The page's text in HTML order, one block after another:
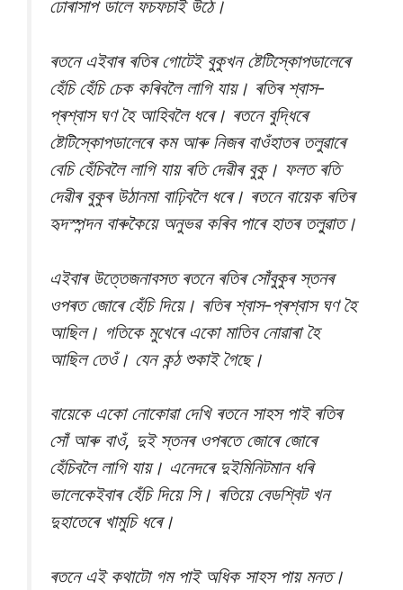
ঢোৰাসাপ ডালে ফচফচাই উঠে।
ৰতনে এইবাৰ ৰতিৰ গোটেই বুকুখন ষ্টেটিস্কোপডালেৰে
হেঁচি হেঁচি চেক কৰিবলৈ লাগি যায়। ৰতিৰ শ্বাস-
প্ৰশ্বাস ঘণ হৈ আহিবলৈ ধৰে। ৰতনে বুদ্ধিৰে
ষ্টেটিস্কোপডালেৰে কম আৰু নিজৰ বাওঁহাতৰ তলুৱাৰে
বেচি হেঁচিবলৈ লাগি যায় ৰতি দেৱীৰ বুকু। ফলত ৰতি
দেৱীৰ বুকুৰ উঠানমা বাঢ়িবলৈ ধৰে। ৰতনে বায়েক ৰতিৰ
হৃদস্পন্দন বাৰুকৈয়ে অনুভৱ কৰিব পাৰে হাতৰ তলু্ৱাত।
এইবাৰ উত্তেজনাবসত ৰতনে ৰতিৰ সোঁবুকুৰ স্তনৰ
ওপৰত জোৰে হেঁচি দিয়ে। ৰতিৰ শ্বাস-প্ৰশ্বাস ঘণ হৈ
আছিল। গতিকে মুখেৰে একো মাতিব নোৱাৰা হৈ
আছিল তেওঁ। যেন কন্ঠ শুকাই গৈছে।
বায়েকে একো নোকোৱা দেখি ৰতনে সাহস পাই ৰতিৰ
সোঁ আৰু বাওঁ, দুই স্তনৰ ওপৰতে জোৰে জোৰে
হেঁচিবলৈ লাগি যায়। এনেদৰে দুইমিনিটমান ধৰি
ভালেকেইবাৰ হেঁচি দিয়ে সি। ৰতিয়ে বেডশ্বিট খন
দুহাতেৰে খামুচি ধৰে।
ৰতনে এই কথাটো গম পাই অধিক সাহস পায় মনত।